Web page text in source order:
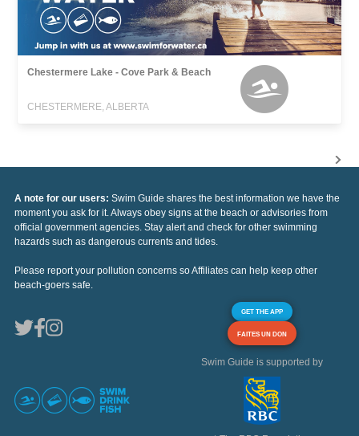
Chestermere Lake - Cove Park & Beach
CHESTERMERE, ALBERTA
A note for our users: Swim Guide shares the best information we have the
moment you ask for it. Always obey signs at the beach or advisories from
official government agencies. Stay alert and check for other swimming
hazards such as dangerous currents and tides.
Please report your pollution concerns so Affiliates can help keep other
beach-goers safe.
GET THE APP
FAITES UN DON
Swim Guide is supported by